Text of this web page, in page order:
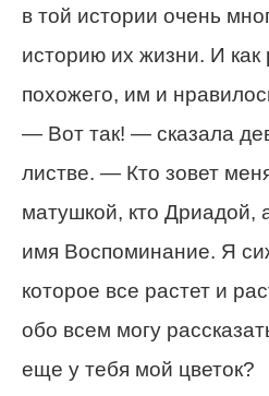
в той истории очень
историю их жизни. И как
похожего, им и
— Вот так! — сказала
листве. — Кто зовет
матушкой, кто Дриадой,
имя Воспоминание. Я
которое все растет и
обо всем могу
еще у тебя мой цветок?